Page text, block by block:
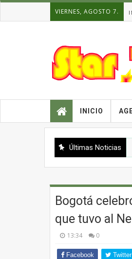
VIERNES, AGOSTO 7.
INICIO
Últimas Noticias
Bogotá
que tuvo al
13:34 0
Facebook Twitter